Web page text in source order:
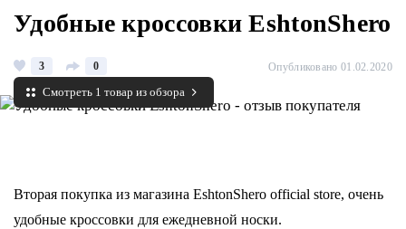
Удобные кроссовки EshtonShero
3 0 Опубликовано 01.02.2020
Смотреть 1 товар из обзора
Вторая покупка из магазина EshtonShero official store, очень
удобные кроссовки для ежедневной носки.